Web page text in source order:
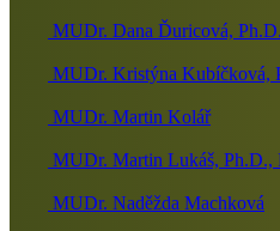
MUDr. Dana Ďuricová, Ph.D.
MUDr. Kristýna Kubíčková,
MUDr. Martin Kolář
MUDr. Martin Lukáš, Ph.D.,
MUDr. Naděžda Machková